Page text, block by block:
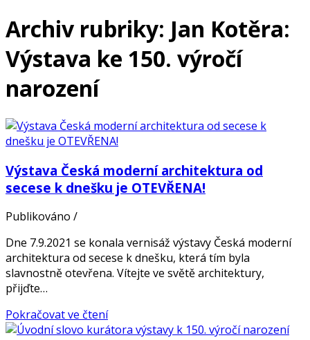
Archiv rubriky: Jan Kotěra:
Výstava ke 150. výročí
narození
Výstava Česká moderní architektura od
secese k dnešku je OTEVŘENA!
Publikováno /
Dne 7.9.2021 se konala vernisáž výstavy Česká moderní
architektura od secese k dnešku, která tím byla
slavnostně otevřena. Vítejte ve světě architektury,
přijďte…
Pokračovat ve čtení